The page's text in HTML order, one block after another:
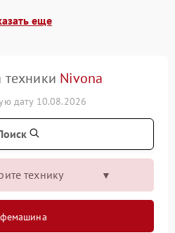
еще
техники Nivona
дату 10.08.2026
технику